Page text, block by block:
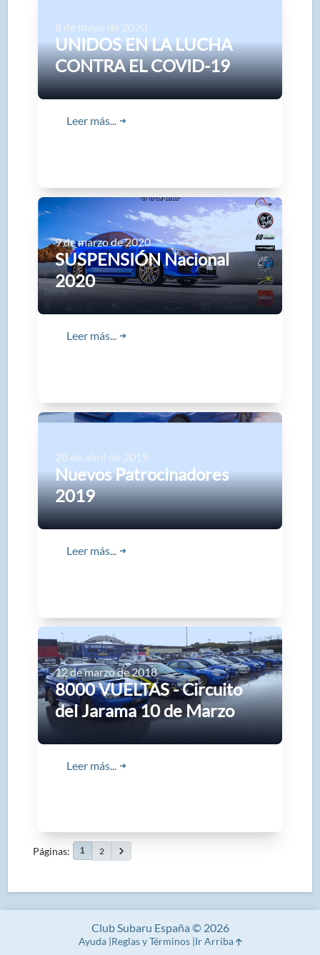
UNIDOS EN LA LUCHA
CONTRA EL COVID-19
8 de mayo de 2020
Leer más... ➜
SUSPENSIÓN Nacional
2020
9 de marzo de 2020
Leer más... ➜
Nuevos Patrocinadores
2019
28 de abril de 2019
Leer más... ➜
8000 VUELTAS - Circuito
del Jarama 10 de Marzo
12 de marzo de 2018
Leer más... ➜
Páginas 1 2
Club Subaru España © 2026
Ayuda Reglas y Términos Ir Arriba